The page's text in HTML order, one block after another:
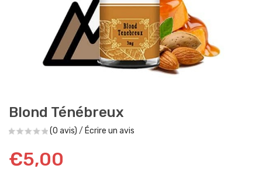
Blond Ténébreux
(0 avis) / Écrire un avis
€5,00